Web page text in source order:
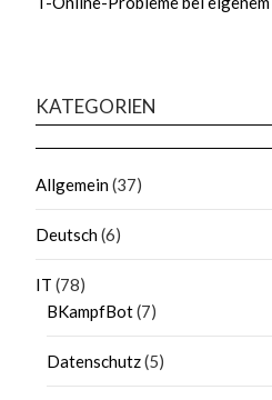
KATEGORIEN
Allgemein(37)
Deutsch(6)
IT (78)
BKampfBot(7)
Datenschutz(5)